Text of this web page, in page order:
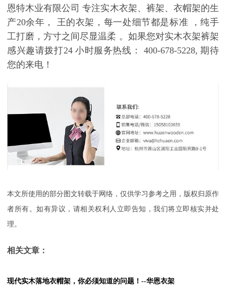
恩特木业有限公司 专注实木衣架、裤架、衣帽架的生
产20余年 ， 王的衣架，每一处细节都是标准 ，纯手
工打磨，方寸之间尽显温柔 。如果您对实木衣架裤架
感兴趣请拨打24 小时服务热线： 400-678-5228, 期待
您的来电！
本文所使用的部分图文转载于网络，仅供学习参考之用，版权归原作
者所有。如有异议，请相关权利人立即告知，我们将立即核实并处
理。
相关文章：
现代实木落地衣帽架，你必须知道的问题！--华恩衣架